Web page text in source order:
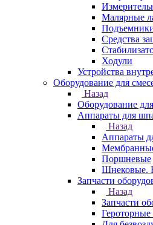
Малярные
Средства
Ходули
Устройства
Оборудование для
Назад
Оборудование
Аппараты для
Назад
Аппараты
Поршневые
Шнековые.
Запчасти
Назад
Запчасти